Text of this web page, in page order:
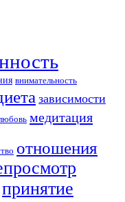
внимательность
зависимости
медитация
отношения
принятие